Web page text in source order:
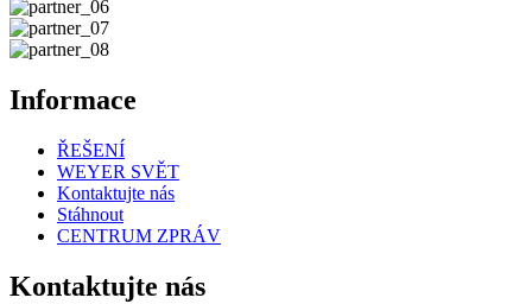
Informace
ŘEŠENÍ
WEYER SVĚT
Kontaktujte nás
Stáhnout
CENTRUM ZPRÁV
Kontaktujte nás